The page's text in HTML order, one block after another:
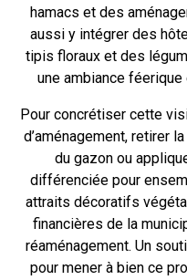
hamacs et des
aussi y intégrer des
tipis floraux et des
une ambiance
Pour concrétiser cette
d’aménagement, retirer
du gazon ou
différenciée pour
attraits décoratifs
financières de la
réaménagement. Un
pour mener à bien ce